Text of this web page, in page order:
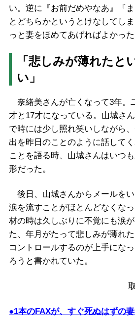
い。逆に『お前だめやなあ』『ま
とどちらかというとけなしてし
っと妻をほめてあげればよかった
「悲しみが薄れたと
い」
奈緒美さんが亡くなって3年。
才と17才になっている。山城さ
で時には少し照れ笑いしながら
出を昨日のことのように話して
ことを語る時、山城さんはいつ
形だった。
後日、山城さんからメールを
涙を流すことがほとんどなくな
材の時は久しぶりに不覚にも涙
た、年月がたって悲しみが薄れた
コントロールするのが上手にな
ろうと書かれていた。
●1本のFAXが、すぐ死ぬはずの